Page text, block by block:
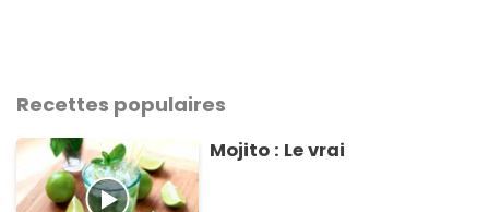
Recettes populaires
Mojito : Le vrai